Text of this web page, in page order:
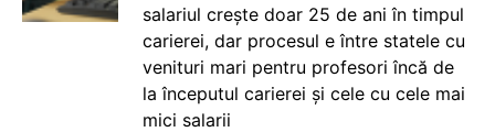
salariul crește doar 25 de ani în timpul
carierei, dar procesul e între statele cu
venituri mari pentru profesori încă de
la începutul carierei și cele cu cele mai
mici salarii